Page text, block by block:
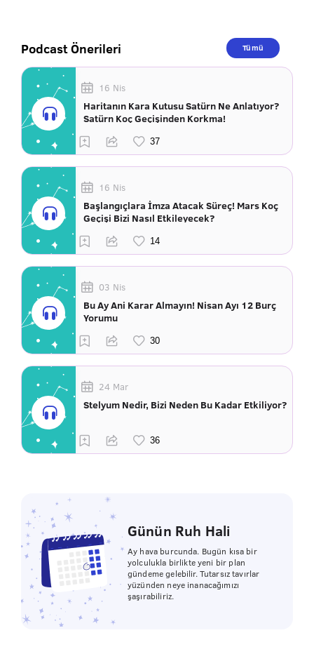
Podcast Önerileri Tümü
16 Nis
Haritanın Kara Kutusu Satürn Ne Anlatıyor?
Satürn Koç Geçişinden Korkma!
16 Nis
Başlangıçlara İmza Atacak Süreç! Mars Koç
Geçişi Bizi Nasıl Etkileyecek?
03 Nis
Bu Ay Ani Karar Almayın! Nisan Ayı 12 Burç
Yorumu
24 Mar
Stelyum Nedir, Bizi Neden Bu Kadar Etkiliyor?
Günün Ruh Hali
Ay hava burcunda. Bugün kısa bir
yolculukla birlikte yeni bir plan
gündeme gelebilir. Tutarsız tavırlar
yüzünden neye inanacağımızı
şaşırabiliriz.